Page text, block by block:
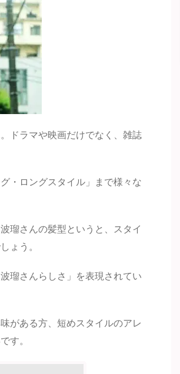
ドラマや映画だけでなく、雑誌
・ロングスタイル」まで様々な
瑠さんの髪型というと、スタイ
ょう。
瑠さんらしさ」を表現されてい
がある方、短めスタイルのアレ
す。